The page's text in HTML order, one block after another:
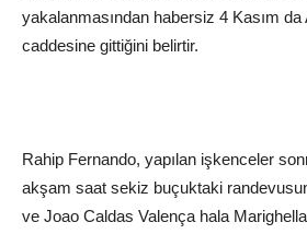
yakalanmasından habersiz 4 Kasım
caddesine gittiğini belirtir.
Rahip Fernando, yapılan işkenceler
akşam saat sekiz buçuktaki
ve Joao Caldas Valença hala